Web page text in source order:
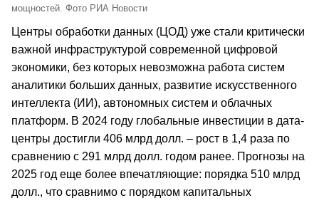
мощностей. Фото РИА Новости
Центры обработки данных (ЦОД) уже стали критически
важной инфраструктурой современной цифровой
экономики, без которых невозможна работа систем
аналитики больших данных, развитие искусственного
интеллекта (ИИ), автономных систем и облачных
платформ. В 2024 году глобальные инвестиции в дата-
центры достигли 406 млрд долл. – рост в 1,4 раза по
сравнению с 291 млрд долл. годом ранее. Прогнозы на
2025 год еще более впечатляющие: порядка 510 млрд
долл., что сравнимо с порядком капитальных